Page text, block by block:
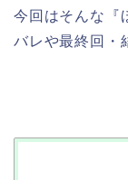
今回はそんな『
バレや最終回・